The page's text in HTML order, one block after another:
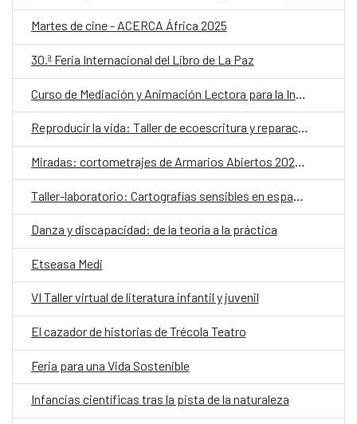
Martes de cine - ACERCA África 2025
30.ª Feria Internacional del Libro de La Paz
Reproducir la vida: Taller de ecoescritura y reparación
Miradas: cortometrajes de Armarios Abiertos 2026. Martes de cine
Danza y discapacidad: de la teoría a la práctica
Etseasa Medi
VI Taller virtual de literatura infantil y juvenil
El cazador de historias de Trécola Teatro
Feria para una Vida Sostenible
Infancias científicas tras la pista de la naturaleza